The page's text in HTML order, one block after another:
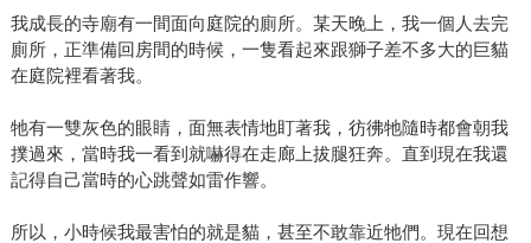
我成長的寺廟有一間面向庭院的廁所。某天晚上，我一個人去完
廁所，正準備回房間的時候，一隻看起來跟獅子差不多大的巨貓
在庭院裡看著我。
牠有一雙灰色的眼睛，面無表情地盯著我，彷彿牠隨時都會朝我
撲過來，當時我一看到就嚇得在走廊上拔腿狂奔。直到現在我還
記得自己當時的心跳聲如雷作響。
所以，小時候我最害怕的就是貓，甚至不敢靠近牠們。現在回想